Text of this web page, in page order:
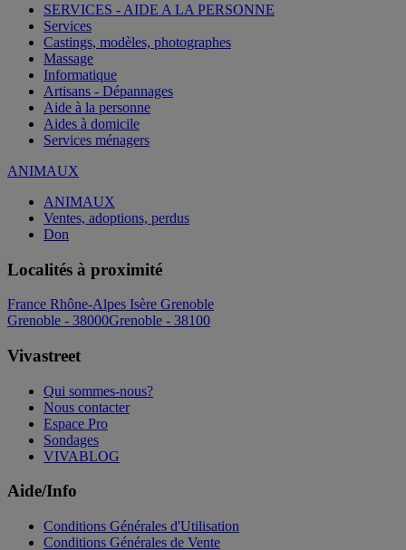
SERVICES - AIDE A LA PERSONNE
Services
Castings, modèles, photographes
Massage
Informatique
Artisans - Dépannages
Aide à la personne
Aides à domicile
Services ménagers
ANIMAUX
ANIMAUX
Ventes, adoptions, perdus
Don
Localités à proximité
France Rhône-Alpes Isère Grenoble
Grenoble - 38000Grenoble - 38100
Vivastreet
Qui sommes-nous?
Nous contacter
Espace Pro
Sondages
VIVABLOG
Aide/Info
Conditions Générales d'Utilisation
Conditions Générales de Vente